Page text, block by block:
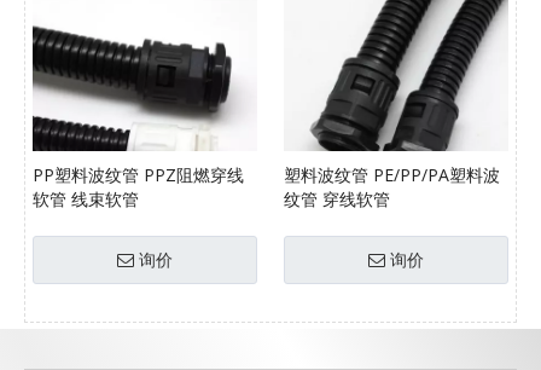
PP塑料波纹管 PPZ阻燃穿线
软管 线束软管
询价
塑料波纹管 PE/PP/PA塑料波
纹管 穿线软管
询价